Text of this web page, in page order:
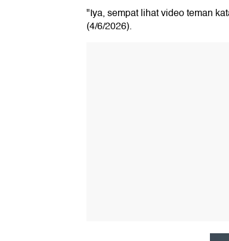
"Iya, sempat lihat video teman
(4/6/2026).